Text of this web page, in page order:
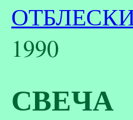
1990
СВЕЧА